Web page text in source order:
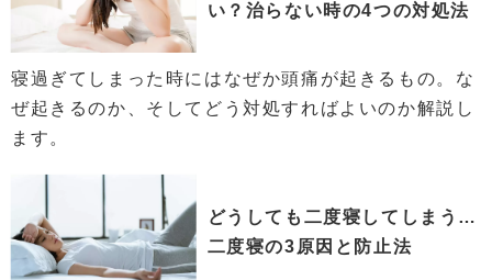
い？治らない時の4つの対処法
寝過ぎてしまった時にはなぜか頭痛が起きるもの。な
ぜ起きるのか、そしてどう対処すればよいのか解説し
ます。
どうしても二度寝してしまう…
二度寝の3原因と防止法